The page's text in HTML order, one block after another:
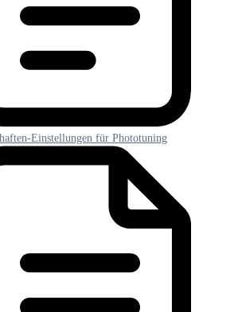
Einstellungen für Phototuning